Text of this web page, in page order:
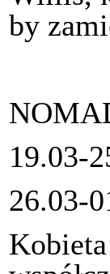
by
19.03-
26.03-